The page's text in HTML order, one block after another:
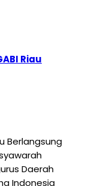
Riau
Berlangsung
Daerah
Indonesia